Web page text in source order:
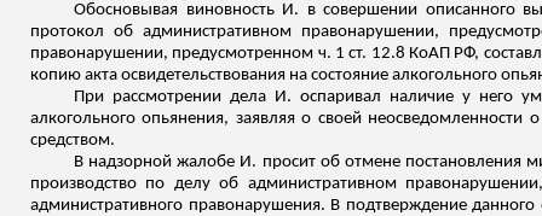
Обосновывая виновность И. в совершении описанного
протокол об административном правонарушении,
правонарушении, предусмотренном ч. 1 ст. 12.8 КоАП РФ,
копию акта освидетельствования на состояние алкогольного
При рассмотрении дела И. оспаривал наличие у него
алкогольного опьянения, заявляя о своей
средством.
В надзорной жалобе И. просит об отмене постановления
производство по делу об административном
административного правонарушения. В подтверждение